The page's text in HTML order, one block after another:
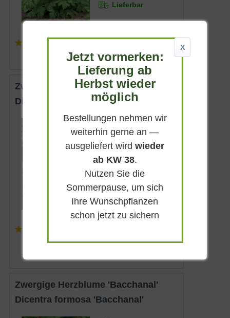
Lieferbar
5,95 € *
Zwergige Herzblume 'Alba'
Dicentra eximia 'Alba'
Weiß
Lieferbar
Zwergige Herzblume 'Bacchanal'
Dicentra formosa 'Bacchanal'
X
Jetzt vormerken:
Lieferung ab
Herbst wieder
möglich
Bestellungen nehmen wir
weiterhin gerne an —
ausgeliefert wirdwieder
ab KW 38.
Nutzen Sie die
Sommerpause, um sich
Ihre Wunschpflanzen
schon jetzt zu sichern